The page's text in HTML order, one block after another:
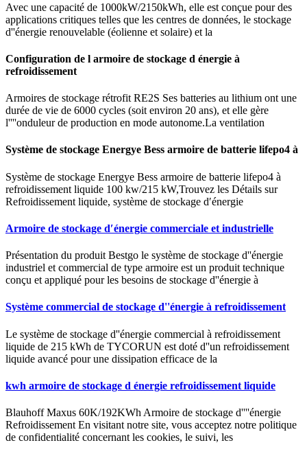
Avec une capacité de 1000kW/2150kWh, elle est conçue pour des
applications critiques telles que les centres de données, le stockage
d''énergie renouvelable (éolienne et solaire) et la
Configuration de l armoire de stockage d énergie à
refroidissement
Armoires de stockage rétrofit RE2S Ses batteries au lithium ont une
durée de vie de 6000 cycles (soit environ 20 ans), et elle gère
l''''onduleur de production en mode autonome.La ventilation
Système de stockage Energye Bess armoire de batterie lifepo4 à
Système de stockage Energye Bess armoire de batterie lifepo4 à
refroidissement liquide 100 kw/215 kW,Trouvez les Détails sur
Refroidissement liquide, système de stockage d′énergie
Armoire de stockage d′énergie commerciale et industrielle
Présentation du produit Bestgo le système de stockage d''énergie
industriel et commercial de type armoire est un produit technique
conçu et appliqué pour les besoins de stockage d''énergie à
Système commercial de stockage d''énergie à refroidissement
Le système de stockage d''énergie commercial à refroidissement
liquide de 215 kWh de TYCORUN est doté d''un refroidissement
liquide avancé pour une dissipation efficace de la
kwh armoire de stockage d énergie refroidissement liquide
Blauhoff Maxus 60K/192KWh Armoire de stockage d''''énergie
Refroidissement En visitant notre site, vous acceptez notre politique
de confidentialité concernant les cookies, le suivi, les